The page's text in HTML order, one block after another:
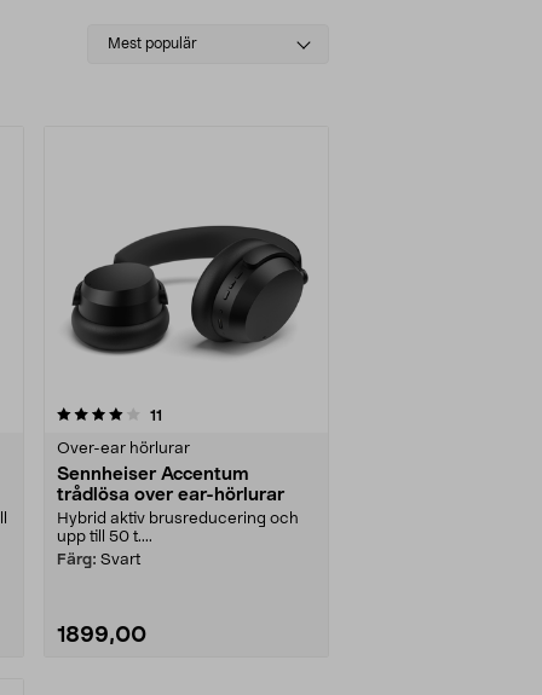
Select
Mest populär
11
Over-ear hörlurar
Sennheiser Accentum
trådlösa over ear-hörlurar
Hybrid aktiv brusreducering och
upp till 50 t....
Färg: Svart
1899,00